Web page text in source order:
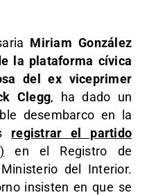
Miriam González
la plataforma cívica
del ex viceprimer
Clegg, ha dado un
desembarco en la
registrar el partido
en el Registro de
del Interior.
insisten en que se